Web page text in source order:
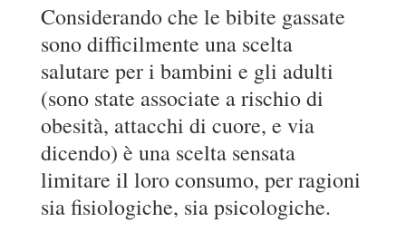
Considerando che le bibite gassate
sono difficilmente una scelta
salutare per i bambini e gli adulti
(sono state associate a rischio di
obesità, attacchi di cuore, e via
dicendo) è una scelta sensata
limitare il loro consumo, per ragioni
sia fisiologiche, sia psicologiche.